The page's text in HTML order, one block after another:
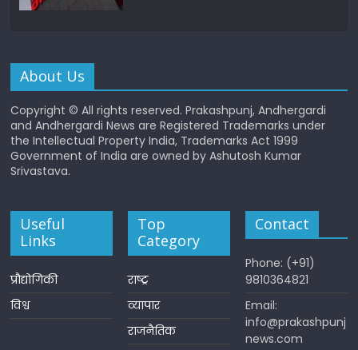
About Us
Copyright © All rights reserved. Prakashpunj, Andhergardi
and Andhergardi News are Registered Trademarks under
the Intellectual Property India, Trademarks Act 1999
Government of India are owned by Ashutosh Kumar
Srivastava.
Useful
Links
प्रौद्योगिकी
विश्व
Top
Category
राष्ट्र
व्यापार
राजनैतिक
Contact
Phone: (+91)
9810364821
Email:
info@prakashpunj
news.com